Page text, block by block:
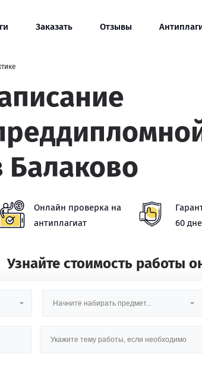
Заказать Отзывы
Балаково
Онлайн проверка на
антиплагиат
60
Узнайте стоимость работы